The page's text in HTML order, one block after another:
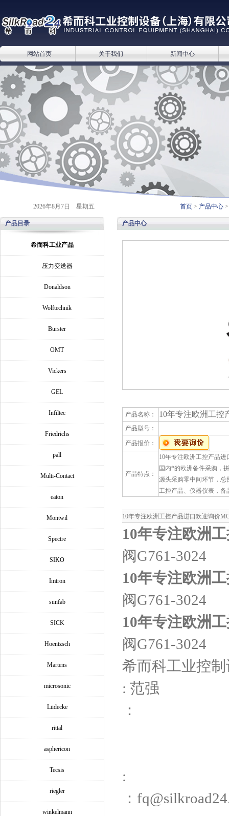
网站首页 关于我们 新闻中心
2026年8月7日 星期五 首页 > 产品中心
产品目录
希而科工业产品
压力变送器
Donaldson
Wolftechnik
Burster
OMT
Vickers
GEL
Infiltec
Friedrichs
pall
Multi-Contact
eaton
Montwil
Spectre
SIKO
Imtron
sunfab
SICK
Hoentzsch
Martens
microsonic
Lüdecke
rittal
asphericon
Tecsis
riegler
winkelmann
产品中心
产品名称： 10年专注欧洲工控
产品型号：
产品报价：
产品特点：
10年专注欧洲工控产品进
国内*的欧洲备件采购，
源头采购零中间环节，
工控产品、仪器仪表，
10年专注欧洲工控产品进口欢迎询价
10年专注欧洲
阀G761-3024
10年专注欧洲
阀G761-3024
10年专注欧洲
阀G761-3024
希而科工业控
: 范强
：
:
：